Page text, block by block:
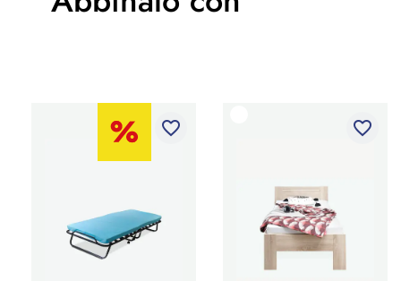
favorite_border favorite_border